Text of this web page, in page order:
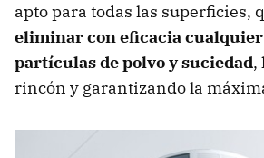
apto para todas las superficies,
eliminar con eficacia
partículas de polvo y suciedad,
rincón y garantizando la